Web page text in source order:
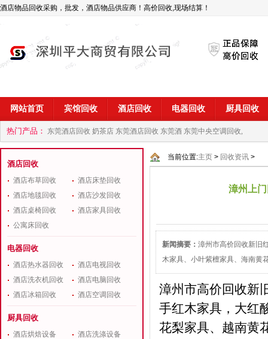
酒店物品回收采购，批发，酒店物品供应商！高价回收,现场结算！
网站首页 宾馆回收 酒店回收 电器回收 厨具回收
热门产品： 东莞酒店回收 奶茶店 东莞酒店回收 东莞酒 东莞中央空调回收,
商 深圳酒店用品回收公司
酒店回收
酒店布草回收
酒店床垫回收
酒店地毯回收
酒店沙发回收
酒店桌椅回收
酒店家具回收
公寓床回收
电器回收
酒店热水器回收
酒店电视回收
酒店洗衣机回收
酒店电脑回收
酒店冰箱回收
酒店空调回收
厨具回收
酒店烘焙设备
酒店洗涤设备
当前位置:主页 > 回收资讯 >
漳州上
新闻摘要： 漳州市高价回收新旧
木家具、小叶紫檀家具、海南黄
漳州市高价回收新
手红木家具，大红
花梨家具、越南黄